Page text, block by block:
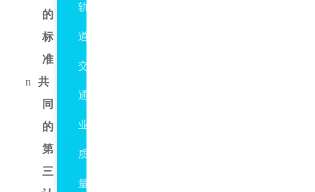
的
标
准
n
共
同
的
第
三
轨
道
交
通
业
质
量